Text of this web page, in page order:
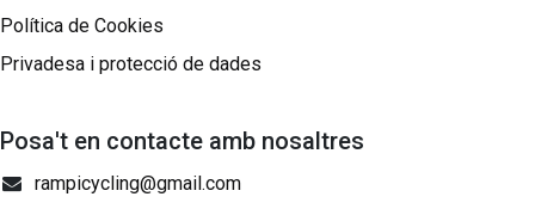
Política de Cookies
Privadesa i protecció de dades
Posa't en contacte amb nosaltres
rampicycling@gmail.com